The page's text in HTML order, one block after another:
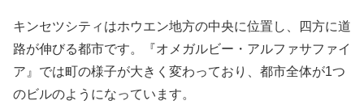
キンセツシティはホウエン地方の中央に位置し、四方に道
路が伸びる都市です。『オメガルビー・アルファサファイ
ア』では町の様子が大きく変わっており、都市全体が1つ
のビルのようになっています。